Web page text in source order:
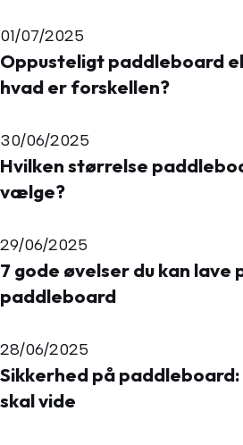
01/07/2025
Oppusteligt paddleboard
hvad er forskellen?
30/06/2025
Hvilken størrelse
vælge?
29/06/2025
7 gode øvelser du kan lave
paddleboard
28/06/2025
Sikkerhed på paddleboard:
skal vide